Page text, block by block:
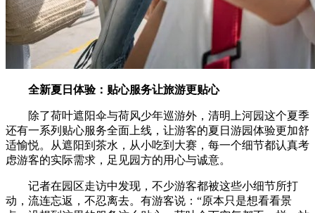
全新夏日体验：贴心服务让旅游更贴心
除了荷叶遮阳伞与荷风少年巡游外，清明上河园这个夏季
还有一系列贴心服务全面上线，让游客的夏日游园体验更加舒
适愉悦。从遮阳到茶水，从小吃到大赛，每一个细节都认真考
虑游客的实际需求，足见园方的用心与诚意。
记者在园区走访中发现，不少游客都被这些小细节所打
动，流连忘返，不忍离去。有游客说：“原本只是想看看景